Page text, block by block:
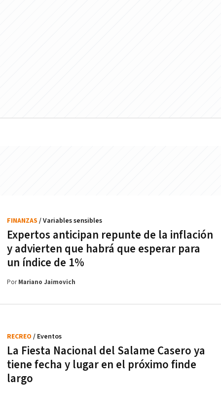
Expertos anticipan repunte de la inflación
y advierten que habrá que esperar para
un índice de 1%
FINANZAS / Variables sensibles
PorMariano Jaimovich
La Fiesta Nacional del Salame Casero ya
tiene fecha y lugar en el próximo finde
largo
RECREO / Eventos